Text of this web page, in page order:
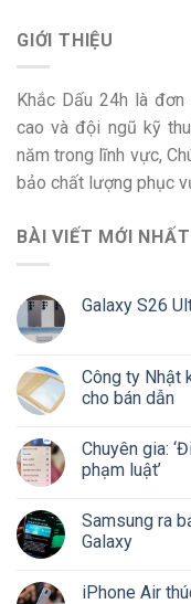
GIỚI THIỆU
Khắc Dấu 24h là
cao và đội ngũ kỹ
năm trong lĩnh vực,
bảo chất lượng phục
BÀI VIẾT MỚI NHẤT
Galaxy S26
Công ty Nhật
cho bán dẫn
Chuyên gia:
phạm luật’
Samsung ra
Galaxy
iPhone Air